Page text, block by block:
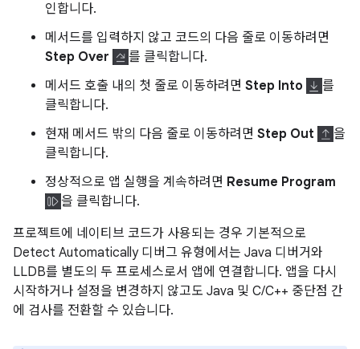
인합니다.
메서드를 입력하지 않고 코드의 다음 줄로 이동하려면
Step Over
를 클릭합니다.
메서드 호출 내의 첫 줄로 이동하려면 Step Into
를
클릭합니다.
현재 메서드 밖의 다음 줄로 이동하려면 Step Out
을
클릭합니다.
정상적으로 앱 실행을 계속하려면 Resume Program
을 클릭합니다.
프로젝트에 네이티브 코드가 사용되는 경우 기본적으로
Detect Automatically 디버그 유형에서는 Java 디버거와
LLDB를 별도의 두 프로세스로서 앱에 연결합니다. 앱을 다시
시작하거나 설정을 변경하지 않고도 Java 및 C/C++ 중단점 간
에 검사를 전환할 수 있습니다.